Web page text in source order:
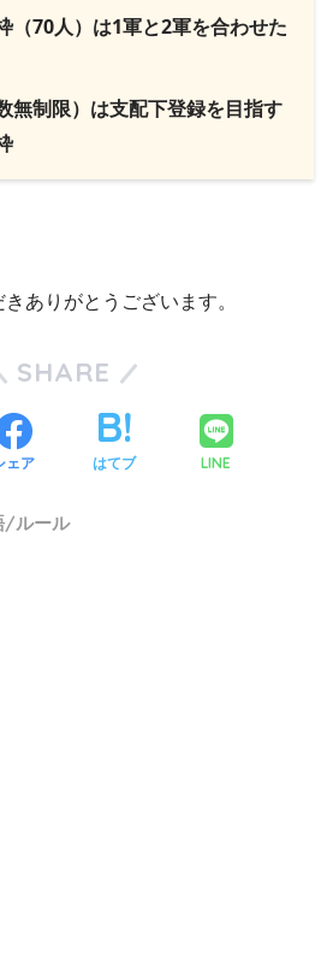
（70人）は1軍と2軍を合わせた
無制限）は支配下登録を目指す
ありがとうございます。
SHARE
ェア はてブ LINE
/ルール